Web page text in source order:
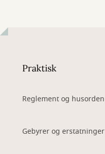
Praktisk
Reglement og husorden
Gebyrer og erstatninger